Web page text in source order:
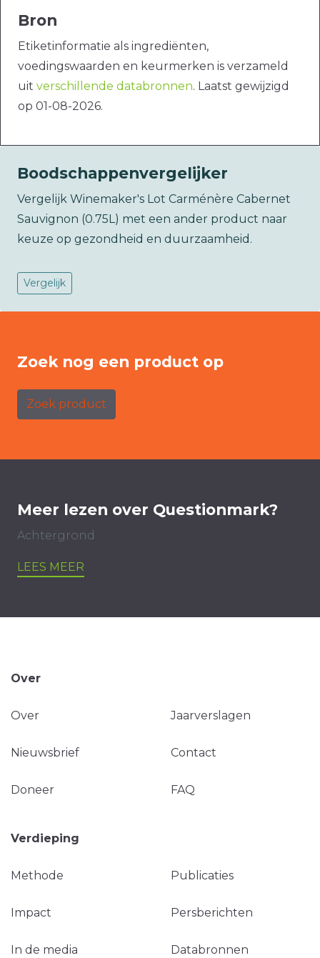
Bron
Etiketinformatie als ingrediënten,
voedingswaarden en keurmerken is verzameld
uit verschillende databronnen. Laatst gewijzigd
op 01-08-2026.
Boodschappenvergelijker
Vergelijk Winemaker's Lot Carménère Cabernet
Sauvignon (0.75L) met een ander product naar
keuze op gezondheid en duurzaamheid.
Vergelijk
Zoek nog een product op
Zoek product
Meer lezen over Questionmark?
Achtergrond
LEES MEER
Over
Over Jaarverslagen
Nieuwsbrief Contact
Doneer FAQ
Verdieping
Methode Publicaties
Impact Persberichten
In de media Databronnen